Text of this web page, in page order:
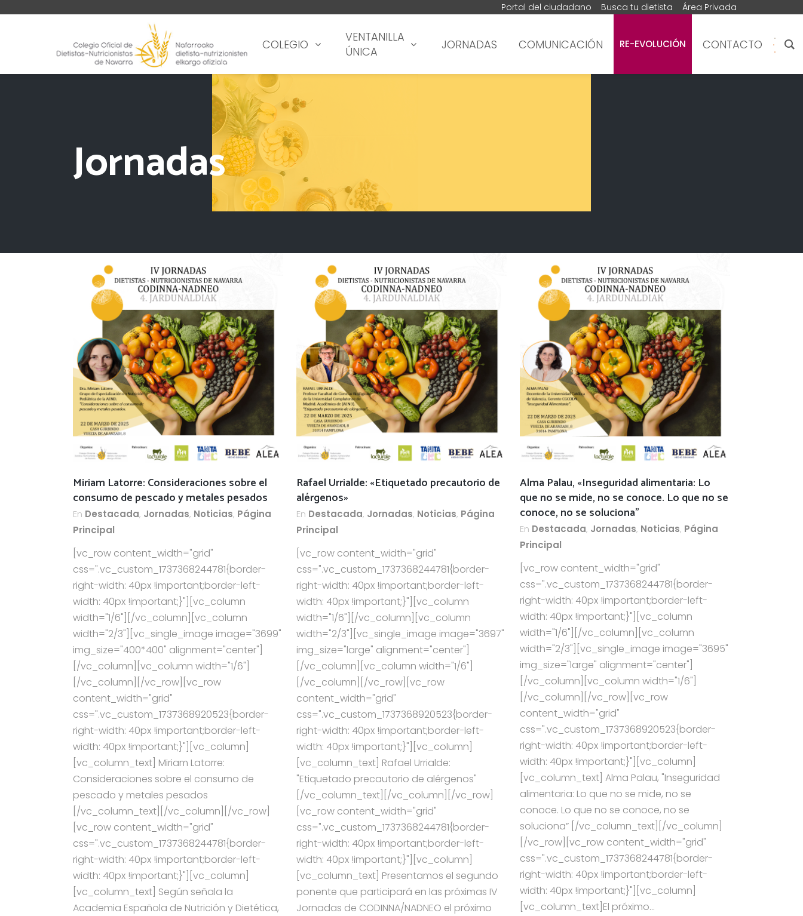
Portal del ciudadano Busca tu dietista Área Privada
COLEGIO
VENTANILLA
ÚNICA
JORNADAS COMUNICACIÓN RE-EVOLUCIÓN CONTACTO
Jornadas
Miriam Latorre: Consideraciones sobre el
consumo de pescado y metales pesados
En Destacada, Jornadas, Noticias, Página
Principal
[vc_row content_width="grid"
css=".vc_custom_1737368244781{border-
right-width: 40px !important;border-left-
width: 40px !important;}"][vc_column
width="1/6"][/vc_column][vc_column
width="2/3"][vc_single_image image="3699"
img_size="400*400" alignment="center"]
[/vc_column][vc_column width="1/6"]
[/vc_column][/vc_row][vc_row
content_width="grid"
css=".vc_custom_1737368920523{border-
right-width: 40px !important;border-left-
width: 40px !important;}"][vc_column]
[vc_column_text] Miriam Latorre:
Consideraciones sobre el consumo de
pescado y metales pesados
[/vc_column_text][/vc_column][/vc_row]
[vc_row content_width="grid"
css=".vc_custom_1737368244781{border-
right-width: 40px !important;border-left-
width: 40px !important;}"][vc_column]
[vc_column_text] Según señala la
Academia Española de Nutrición y Dietética,
Rafael Urrialde: «Etiquetado precautorio de
alérgenos»
En Destacada, Jornadas, Noticias, Página
Principal
[vc_row content_width="grid"
css=".vc_custom_1737368244781{border-
right-width: 40px !important;border-left-
width: 40px !important;}"][vc_column
width="1/6"][/vc_column][vc_column
width="2/3"][vc_single_image image="3697"
img_size="large" alignment="center"]
[/vc_column][vc_column width="1/6"]
[/vc_column][/vc_row][vc_row
content_width="grid"
css=".vc_custom_1737368920523{border-
right-width: 40px !important;border-left-
width: 40px !important;}"][vc_column]
[vc_column_text] Rafael Urrialde:
"Etiquetado precautorio de alérgenos"
[/vc_column_text][/vc_column][/vc_row]
[vc_row content_width="grid"
css=".vc_custom_1737368244781{border-
right-width: 40px !important;border-left-
width: 40px !important;}"][vc_column]
[vc_column_text] Presentamos el segundo
ponente que participará en las próximas IV
Jornadas de CODINNA/NADNEO el próximo
Alma Palau, «Inseguridad alimentaria: Lo
que no se mide, no se conoce. Lo que no se
conoce, no se soluciona”
En Destacada, Jornadas, Noticias, Página
Principal
[vc_row content_width="grid"
css=".vc_custom_1737368244781{border-
right-width: 40px !important;border-left-
width: 40px !important;}"][vc_column
width="1/6"][/vc_column][vc_column
width="2/3"][vc_single_image image="3695"
img_size="large" alignment="center"]
[/vc_column][vc_column width="1/6"]
[/vc_column][/vc_row][vc_row
content_width="grid"
css=".vc_custom_1737368920523{border-
right-width: 40px !important;border-left-
width: 40px !important;}"][vc_column]
[vc_column_text] Alma Palau, "Inseguridad
alimentaria: Lo que no se mide, no se
conoce. Lo que no se conoce, no se
soluciona” [/vc_column_text][/vc_column]
[/vc_row][vc_row content_width="grid"
css=".vc_custom_1737368244781{border-
right-width: 40px !important;border-left-
width: 40px !important;}"][vc_column]
[vc_column_text]El próximo...